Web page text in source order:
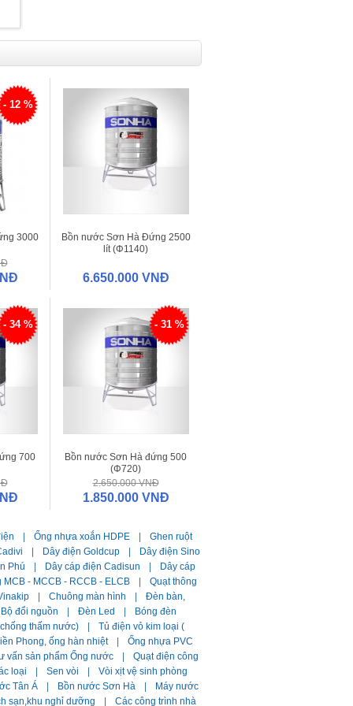
- 12 %
3000
Bồn nước Sơn Hà Đứng 2500
lít (Φ1140)
6.650.000 VNĐ
- 34 %
700
- 31 %
Bồn nước Sơn Hà đứng 500
(Φ720)
2.650.000 VNĐ
1.850.000 VNĐ
Ống nhựa xoắn HDPE
Ghen ruột
Dây điện Goldcup
Dây điện Sino
Phú
Dây cáp điện Cadisun
Dây cáp
- MCCB - RCCB - ELCB
Quạt thông
Chuông màn hình
Đèn bàn,
Bộ đổi nguồn
Đèn Led
Bóng đèn
thấm nước)
Tủ điện vỏ kim loại (
Phong, ống hàn nhiệt
Ống nhựa PVC
vấn sản phẩm Ống nước
Quạt điện công
loại
Sen vòi
Vòi xịt vệ sinh phòng
Tân Á
Bồn nước Sơn Hà
Máy nước
sạn,khu nghỉ dưỡng
Các công trình nhà